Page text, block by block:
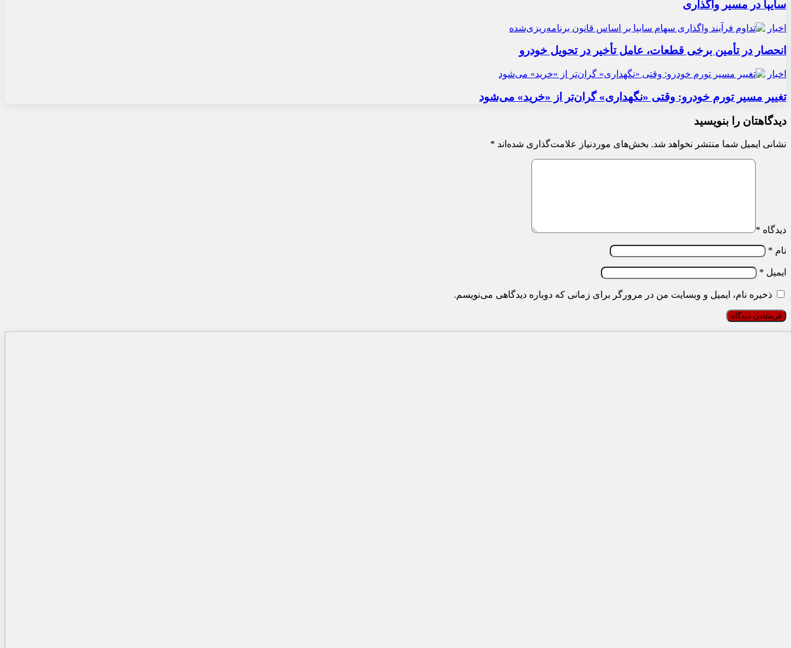
سایپا در مسیر واگذاری
اخبار
انحصار در تأمین برخی قطعات، عامل تأخیر در تحویل خودرو
اخبار
تغییر مسیر تورم خودرو: وقتی «نگهداری» گران‌تر از «خرید» می‌شود
دیدگاهتان را بنویسید
نشانی ایمیل شما منتشر نخواهد شد. بخش‌های موردنیاز علامت‌گذاری شده‌اند *
دیدگاه *
نام *
ایمیل *
ذخیره نام، ایمیل و وبسایت من در مرورگر برای زمانی که دوباره دیدگاهی می‌نویسم.